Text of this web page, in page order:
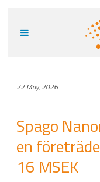
22 May, 2026
Spago
en
16 MSEK